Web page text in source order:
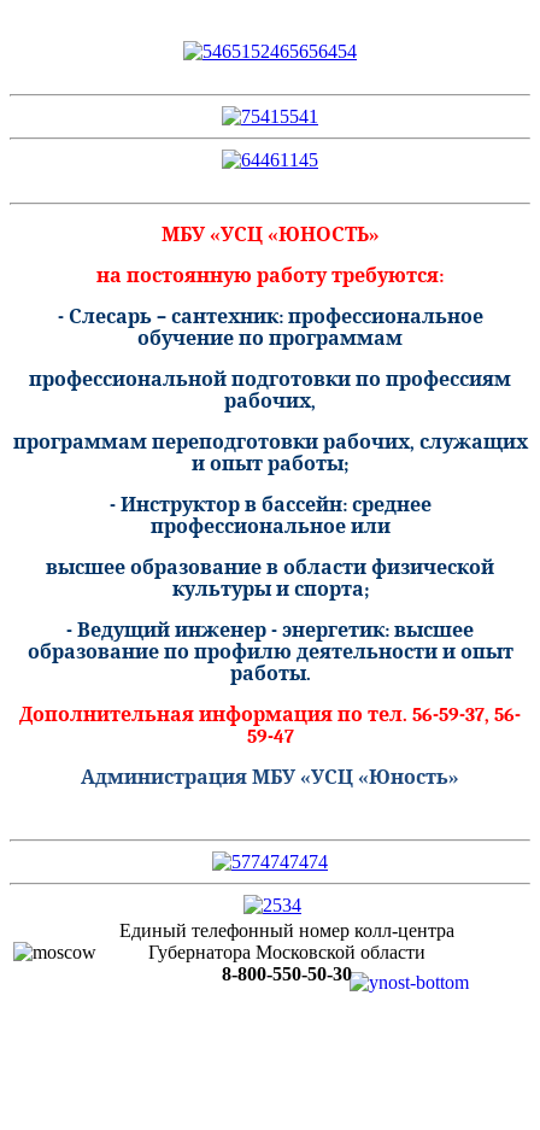
МБУ «УСЦ «ЮНОСТЬ»
на постоянную работу требуются:
- Слесарь – сантехник: профессиональное
обучение по программам
профессиональной подготовки по профессиям
рабочих,
программам переподготовки рабочих, служащих
и опыт работы;
- Инструктор в бассейн: среднее
профессиональное или
высшее образование в области физической
культуры и спорта;
- Ведущий инженер - энергетик: высшее
образование по профилю деятельности и опыт
работы.
Дополнительная информация по тел. 56-59-37, 56-
59-47
Администрация МБУ «УСЦ «Юность»
Единый телефонный номер колл-центра
Губернатора Московской области
8-800-550-50-30